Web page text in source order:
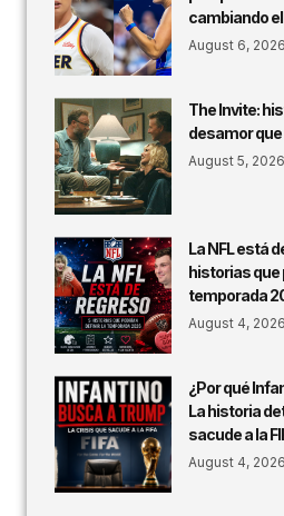
cambiando
August 6, 2026
The Invite:
desamor
August 5, 2026
La NFL está
historias que
temporada
August 4, 2026
¿Por qué
La historia
sacude a la
August 4, 2026